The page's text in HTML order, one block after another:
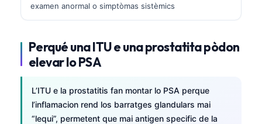
examen anormal o simptòmas sistèmics
Perqué una ITU e una prostatita pòdon
elevar lo PSA
L’ITU e la prostatitis fan montar lo PSA perque
l’inflamacion rend los barratges glandulars mai
“lequi”, permetent que mai antigen specific de la